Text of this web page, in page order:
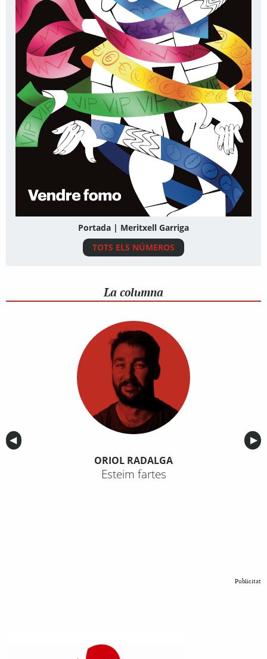
Portada | Meritxell Garriga
TOTS ELS NÚMEROS
La columna
Anterior
◀︎ ▶︎
ORIOL RADALGA
Esteim fartes
Publicitat